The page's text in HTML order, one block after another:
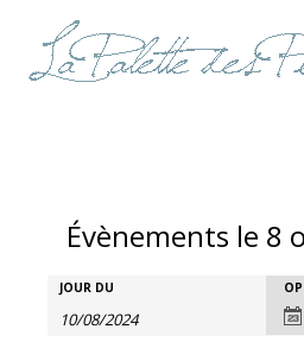
Évènements le 8
Recherche
Rechercher
JOUR DU